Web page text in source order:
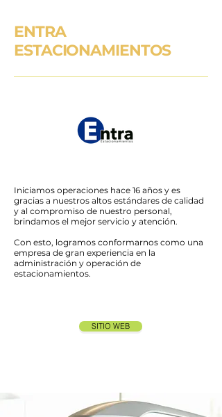
ENTRA
ESTACIONAMIENTOS
Iniciamos operaciones hace 16 años y es
gracias a nuestros altos estándares de calidad
y al compromiso de nuestro personal,
brindamos el mejor servicio y atención.
Con esto, logramos conformarnos como una
empresa de gran experiencia en la
administración y operación de
estacionamientos.
SITIO WEB